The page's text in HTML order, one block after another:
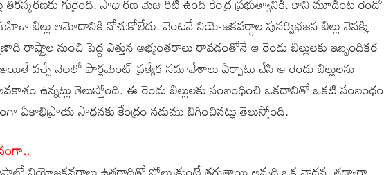
బిల్లు ఆమోదానికి నోచుకోలేదు. వెంటనే నియోజకవర్గాల పునర్విభజన బిల్లు వెనక్కి
రాష్ట్రాల నుంచి పెద్ద ఎత్తున అభ్యంతరాలు రావడంతోనే ఆ రెండు బిల్లులకు ఇబ్బందికర
వచ్చే నెలలో పార్లమెంట్ ప్రత్యేక సమావేశాలు ఏర్పాటు చేసి ఆ రెండు బిల్లులను
ఉన్నట్లు తెలుస్తోంది. ఈ రెండు బిల్లులకు సంబంధించి ఒకదానితో ఒకటి సంబంధం
ఏకాభిప్రాయ సాధనకు కేంద్రం నడుము బిగించినట్లు తెలుస్తోంది.